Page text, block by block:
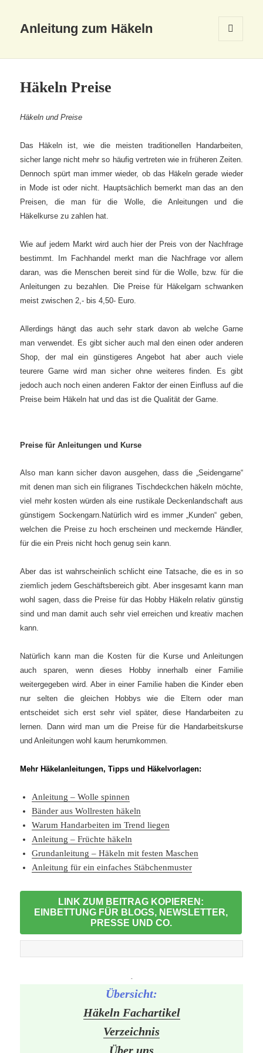
Anleitung zum Häkeln
WIDGETS
Häkeln Preise
Häkeln und Preise
Das Häkeln ist, wie die meisten traditionellen Handarbeiten,
sicher lange nicht mehr so häufig vertreten wie in früheren Zeiten.
Dennoch spürt man immer wieder, ob das Häkeln gerade wieder
in Mode ist oder nicht. Hauptsächlich bemerkt man das an den
Preisen, die man für die Wolle, die Anleitungen und die
Häkelkurse zu zahlen hat.
Wie auf jedem Markt wird auch hier der Preis von der Nachfrage
bestimmt. Im Fachhandel merkt man die Nachfrage vor allem
daran, was die Menschen bereit sind für die Wolle, bzw. für die
Anleitungen zu bezahlen.
Die Preise für Häkelgarn schwanken
meist zwischen 2,- bis 4,50- Euro.
Allerdings hängt das auch sehr stark davon ab welche Garne
man verwendet. Es gibt sicher auch mal den einen oder anderen
Shop, der mal ein günstigeres Angebot hat aber auch viele
teurere Garne wird man sicher ohne weiteres finden. Es gibt
jedoch auch noch einen anderen Faktor der einen Einfluss auf die
Preise beim Häkeln hat und das ist die Qualität der Garne.
Preise für Anleitungen und Kurse
Also man kann sicher davon ausgehen, dass die „Seidengarne“
mit denen man sich ein filigranes Tischdeckchen häkeln möchte,
viel mehr kosten würden als eine rustikale Deckenlandschaft aus
günstigem Sockengarn. Natürlich wird es immer „Kunden“ geben,
welchen die Preise zu hoch erscheinen und meckernde Händler,
für die ein Preis nicht hoch genug sein kann.
Aber das ist wahrscheinlich schlicht eine Tatsache, die es in so
ziemlich jedem Geschäftsbereich gibt. Aber insgesamt kann man
wohl sagen, dass die Preise für das Hobby Häkeln relativ günstig
sind und man damit auch sehr viel erreichen und kreativ machen
kann.
Natürlich kann man die Kosten für die Kurse und Anleitungen
auch sparen, wenn dieses Hobby innerhalb einer Familie
weitergegeben wird. Aber in einer Familie haben die Kinder eben
nur selten die gleichen Hobbys wie die Eltern oder man
entscheidet sich erst sehr viel später, diese Handarbeiten zu
lernen. Dann wird man um die Preise für die Handarbeitskurse
und Anleitungen wohl kaum herumkommen.
Mehr Häkelanleitungen, Tipps und Häkelvorlagen:
Anleitung – Wolle spinnen
Bänder aus Wollresten häkeln
Warum Handarbeiten im Trend liegen
Anleitung – Früchte häkeln
Grundanleitung – Häkeln mit festen Maschen
Anleitung für ein einfaches Stäbchenmuster
LINK ZUM BEITRAG KOPIEREN:
EINBETTUNG FÜR BLOGS, NEWSLETTER,
PRESSE UND CO.
-
Übersicht:
Häkeln Fachartikel
Verzeichnis
Über uns